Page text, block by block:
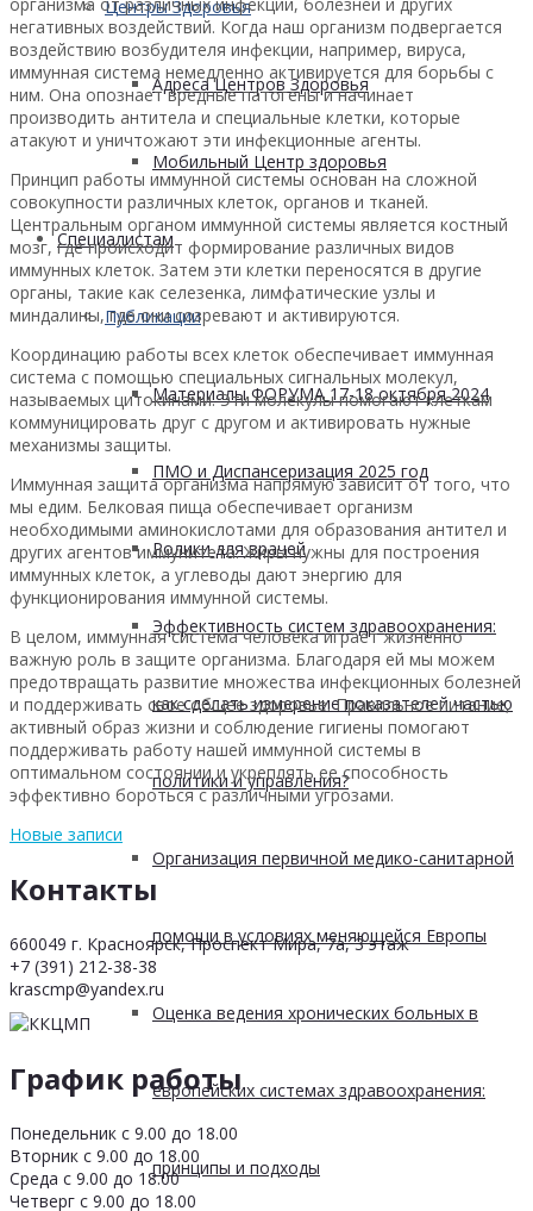
Центры Здоровья
Адреса Центров Здоровья
Мобильный Центр здоровья
Cпециалистам
Публикации
Материалы ФОРУМА 17-18 октября 2024
ПМО и Диспансеризация 2025 год
Ролики для врачей
Эффективность систем здравоохранения:
как сделать измерение показателей частью
политики и управления?
Организация первичной медико-санитарной
помощи в условиях меняющейся Европы
Оценка ведения хронических больных в
европейских системах здравоохранения:
принципы и подходы
организма от различных инфекций, болезней и других
негативных воздействий. Когда наш организм подвергается
воздействию возбудителя инфекции, например, вируса,
иммунная система немедленно активируется для борьбы с
ним. Она опознает вредные патогены и начинает
производить антитела и специальные клетки, которые
атакуют и уничтожают эти инфекционные агенты.
Принцип работы иммунной системы основан на сложной
совокупности различных клеток, органов и тканей.
Центральным органом иммунной системы является костный
мозг, где происходит формирование различных видов
иммунных клеток. Затем эти клетки переносятся в другие
органы, такие как селезенка, лимфатические узлы и
миндалины, где они созревают и активируются.
Координацию работы всех клеток обеспечивает иммунная
система с помощью специальных сигнальных молекул,
называемых цитокинами. Эти молекулы помогают клеткам
коммуницировать друг с другом и активировать нужные
механизмы защиты.
Иммунная защита организма напрямую зависит от того, что
мы едим. Белковая пища обеспечивает организм
необходимыми аминокислотами для образования антител и
других агентов иммунитета. Жиры нужны для построения
иммунных клеток, а углеводы дают энергию для
функционирования иммунной системы.
В целом, иммунная система человека играет жизненно
важную роль в защите организма. Благодаря ей мы можем
предотвращать развитие множества инфекционных болезней
и поддерживать свое общее здоровье. Правильное питание,
активный образ жизни и соблюдение гигиены помогают
поддерживать работу нашей иммунной системы в
оптимальном состоянии и укреплять ее способность
эффективно бороться с различными угрозами.
Новые записи
Контакты
660049 г. Красноярск, Проспект Мира, 7а, 3 этаж
+7 (391) 212-38-38
krascmp@yandex.ru
График работы
Понедельник с 9.00 до 18.00
Вторник с 9.00 до 18.00
Среда с 9.00 до 18.00
Четверг с 9.00 до 18.00